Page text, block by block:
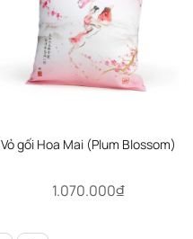
Vỏ gối Hoa Mai (Plum Blossom)
1.070.000₫